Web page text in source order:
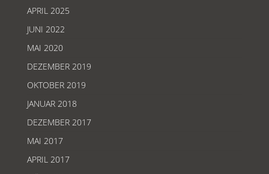
APRIL 2025
JUNI 2022
MAI 2020
DEZEMBER 2019
OKTOBER 2019
JANUAR 2018
DEZEMBER 2017
MAI 2017
APRIL 2017